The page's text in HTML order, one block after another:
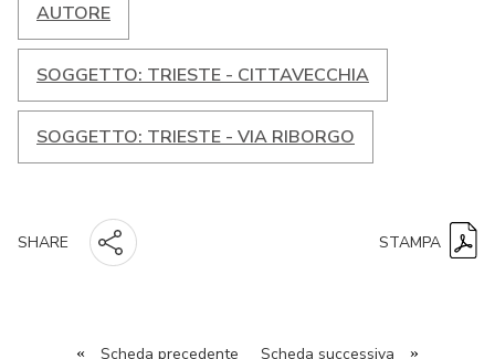
AUTORE
SOGGETTO: TRIESTE - CITTAVECCHIA
SOGGETTO: TRIESTE - VIA RIBORGO
SHARE STAMPA
« Scheda precedente Scheda successiva »